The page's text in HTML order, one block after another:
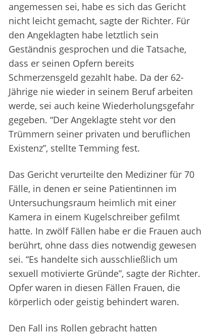
angemessen sei, habe es sich das Gericht
nicht leicht gemacht, sagte der Richter. Für
den Angeklagten habe letztlich sein
Geständnis gesprochen und die Tatsache,
dass er seinen Opfern bereits
Schmerzensgeld gezahlt habe. Da der 62-
Jährige nie wieder in seinem Beruf arbeiten
werde, sei auch keine Wiederholungsgefahr
gegeben. “Der Angeklagte steht vor den
Trümmern seiner privaten und beruflichen
Existenz”, stellte Temming fest.
Das Gericht verurteilte den Mediziner für 70
Fälle, in denen er seine Patientinnen im
Untersuchungsraum heimlich mit einer
Kamera in einem Kugelschreiber gefilmt
hatte. In zwölf Fällen habe er die Frauen auch
berührt, ohne dass dies notwendig gewesen
sei. “Es handelte sich ausschließlich um
sexuell motivierte Gründe”, sagte der Richter.
Opfer waren in diesen Fällen Frauen, die
körperlich oder geistig behindert waren.
Den Fall ins Rollen gebracht hatten